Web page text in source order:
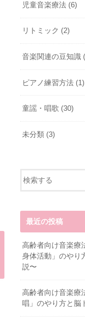
児童音楽療法 (6)
リトミック (2)
音楽関連の豆知識
ピアノ練習方法 (1)
童謡・唱歌 (30)
未分類 (3)
最近の投稿
高齢者向け音楽療
身体活動」のやり
説〜
高齢者向け音楽療
唱」のやり方と脳